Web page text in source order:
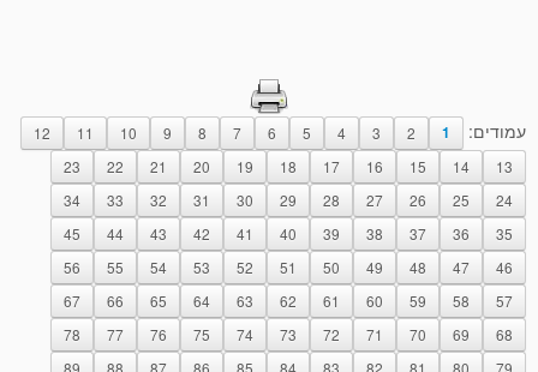
עמודים: 1
2
3
4
5
6
7
8
9
10
11
12
13
14
15
16
17
18
19
20
21
22
23
24
25
26
27
28
29
30
31
32
33
34
35
36
37
38
39
40
41
42
43
44
45
46
47
48
49
50
51
52
53
54
55
56
57
58
59
60
61
62
63
64
65
66
67
68
69
70
71
72
73
74
75
76
77
78
79
80
81
82
83
84
85
86
87
88
89